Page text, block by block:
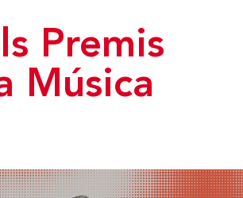
Premis
Música